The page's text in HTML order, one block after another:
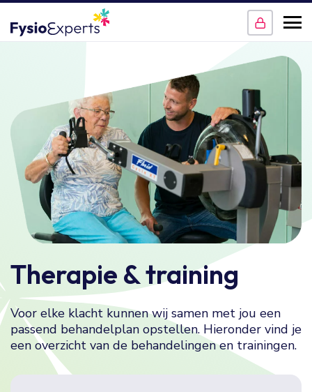
Therapie & training
Voor elke klacht kunnen wij samen met jou een
passend behandelplan opstellen. Hieronder vind je
een overzicht van de behandelingen en trainingen.